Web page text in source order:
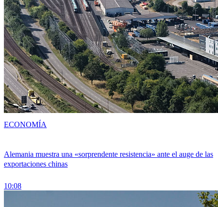
Alemania muestra una «sorprendente resistencia» ante el auge de las
exportaciones chinas
10:08
ECONOMÍA